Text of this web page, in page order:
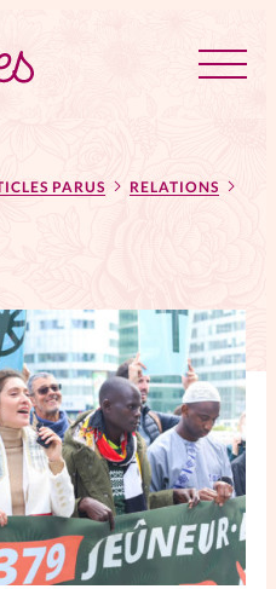
Actus
Dossiers
PARUS
RELATIONS